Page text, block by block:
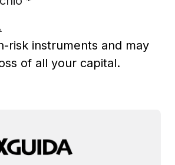
risk instruments and may
of all your capital.